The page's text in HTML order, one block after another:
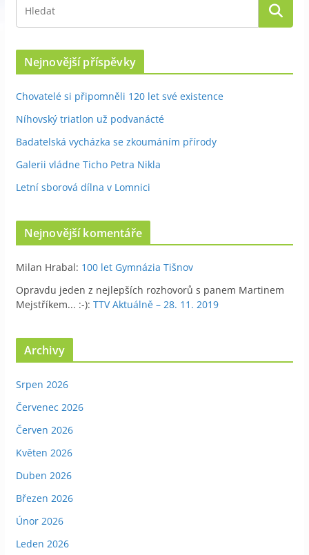
Nejnovější příspěvky
Chovatelé si připomněli 120 let své existence
Níhovský triatlon už podvanácté
Badatelská vycházka se zkoumáním přírody
Galerii vládne Ticho Petra Nikla
Letní sborová dílna v Lomnici
Nejnovější komentáře
Milan Hrabal: 100 let Gymnázia Tišnov
Opravdu jeden z nejlepších rozhovorů s panem Martinem
Mejstříkem... :-): TTV Aktuálně – 28. 11. 2019
Archivy
Srpen 2026
Červenec 2026
Červen 2026
Květen 2026
Duben 2026
Březen 2026
Únor 2026
Leden 2026